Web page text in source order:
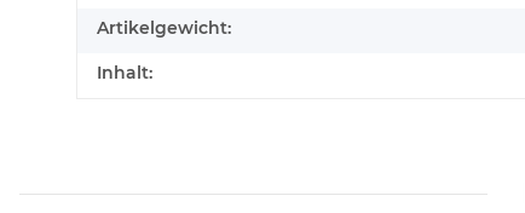
Artikelgewicht:
Inhalt: